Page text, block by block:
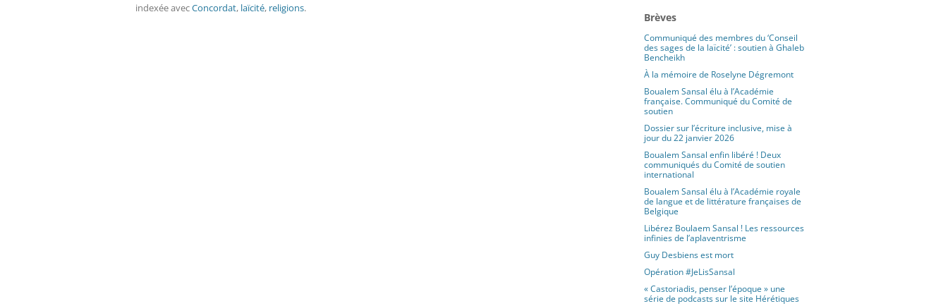
indexée avecConcordat, laïcité, religions.
Brèves
Communiqué des membres du ‘Conseil
des sages de la laïcité’ : soutien à Ghaleb
Bencheikh
À la mémoire de Roselyne Dégremont
Boualem Sansal élu à l’Académie
française. Communiqué du Comité de
soutien
Dossier sur l’écriture inclusive, mise à
jour du 22 janvier 2026
Boualem Sansal enfin libéré ! Deux
communiqués du Comité de soutien
international
Boualem Sansal élu à l’Académie royale
de langue et de littérature françaises de
Belgique
Libérez Boulaem Sansal ! Les ressources
infinies de l’aplaventrisme
Guy Desbiens est mort
Opération #JeLisSansal
« Castoriadis, penser l’époque » une
série de podcasts sur le site Hérétiques